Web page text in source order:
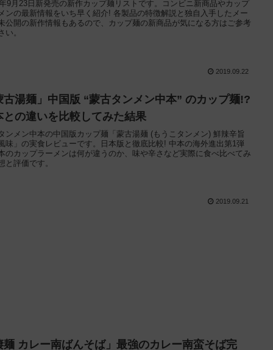
9月23日新発売の新作カップ麺リストです。コンビニ新商品やカップ
ンの最新情報をいち早く紹介! 各製品の特徴解説と独自入手したメー
公開の新作情報もあるので、カップ麺の新商品が気になる方はご参考
い。
2019.09.22
古湯麺」中国版 “蒙古タンメン中本” のカップ麺!?
との違いを比較してみた結果
ンメン中本の中国版カップ麺「蒙古湯麺 (もうこタンメン) 鮮辣辛旨
味」の実食レビューです。日本版と徹底比較! 中本の海外進出第1弾
のカップラーメンは何が違うのか、味や辛さなど実際に食べ比べてみ
と評価です。
2019.09.21
麺 カレー南ばんそば」最強のカレー南蛮そば完